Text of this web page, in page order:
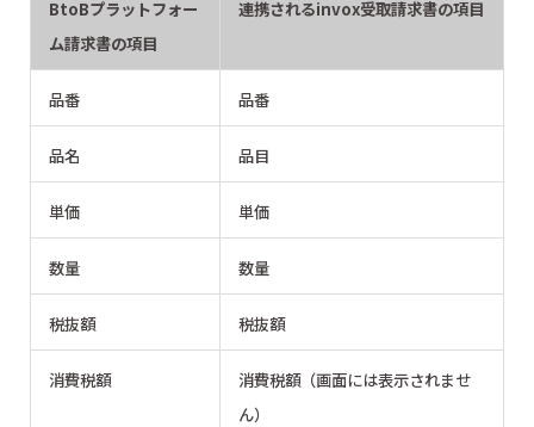
BtoBプラットフォー
ム請求書の項目
連携されるinvox受取請求書の項目
品番 品番
品名 品目
単価 単価
数量 数量
税抜額 税抜額
消費税額
消費税額（画面には表示されませ
ん）